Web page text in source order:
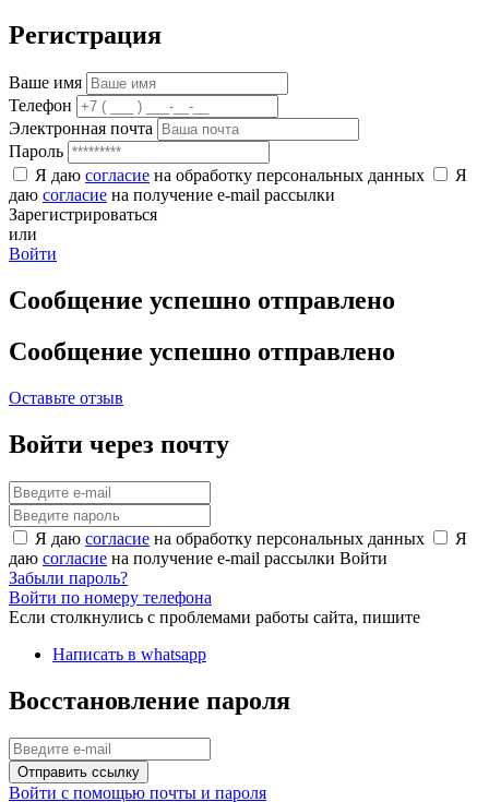
Регистрация
Ваше имя
Телефон
Электронная почта
Пароль
Я даю согласие на обработку персональных данных
Я
даю согласие на получение e-mail рассылки
Зарегистрироваться
или
Войти
Сообщение успешно отправлено
Сообщение успешно отправлено
Оставьте отзыв
Войти через почту
Я даю согласие на обработку персональных данных
Я
даю согласие на получение e-mail рассылки Войти
Забыли пароль?
Войти по номеру телефона
Если столкнулись с проблемами работы сайта, пишите
Написать в whatsapp
Восстановление пароля
Отправить ссылку
Войти с помощью почты и пароля